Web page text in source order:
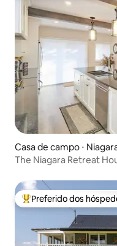
Casa de campo ⋅
The Niagara Retreat
Entre os melhores
Preferido dos